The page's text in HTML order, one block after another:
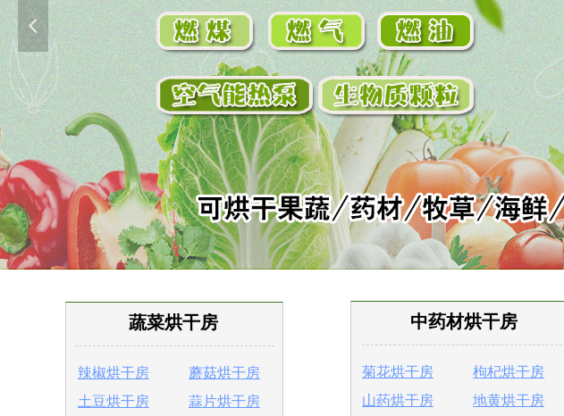
넳
中药材烘干房
菊花烘干房
枸杞烘干房
山药烘干房
地黄烘干房
蔬菜烘干房
辣椒烘干房
蘑菇烘干房
土豆烘干房
蒜片烘干房